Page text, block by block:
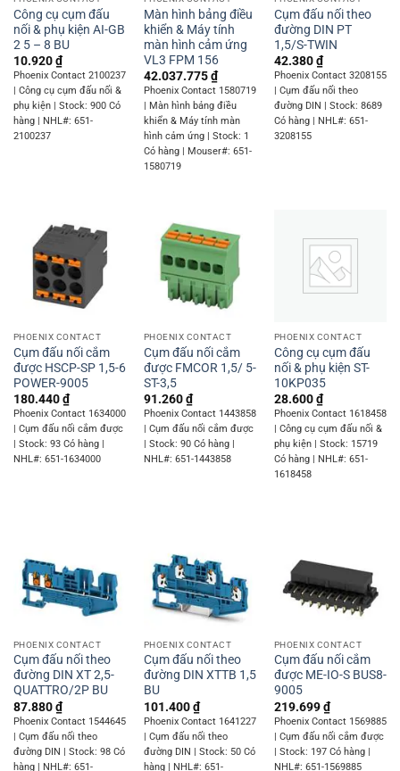
Công cụ cụm đấu
nối & phụ kiện AI-GB
2 5 – 8 BU
10.920₫
Phoenix Contact 2100237
| Công cụ cụm đấu nối &
phụ kiện | Stock: 900 Có
hàng | NHL#: 651-
2100237
Màn hình bảng điều
khiển & Máy tính
màn hình cảm ứng
VL3 FPM 156
42.037.775₫
Phoenix Contact 1580719
| Màn hình bảng điều
khiển & Máy tính màn
hình cảm ứng | Stock: 1
Có hàng | Mouser#: 651-
1580719
Cụm đấu nối theo
đường DIN PT
1,5/S-TWIN
42.380₫
Phoenix Contact 3208155
| Cụm đấu nối theo
đường DIN | Stock: 8689
Có hàng | NHL#: 651-
3208155
PHOENIX CONTACT
Cụm đấu nối cắm
được HSCP-SP 1,5-6
POWER-9005
180.440₫
Phoenix Contact 1634000
| Cụm đấu nối cắm được
| Stock: 93 Có hàng |
NHL#: 651-1634000
PHOENIX CONTACT
Cụm đấu nối cắm
được FMCOR 1,5/ 5-
ST-3,5
91.260₫
Phoenix Contact 1443858
| Cụm đấu nối cắm được
| Stock: 90 Có hàng |
NHL#: 651-1443858
PHOENIX CONTACT
Công cụ cụm đấu
nối & phụ kiện ST-
10KP035
28.600₫
Phoenix Contact 1618458
| Công cụ cụm đấu nối &
phụ kiện | Stock: 15719
Có hàng | NHL#: 651-
1618458
PHOENIX CONTACT
Cụm đấu nối theo
đường DIN XT 2,5-
QUATTRO/2P BU
87.880₫
Phoenix Contact 1544645
| Cụm đấu nối theo
đường DIN | Stock: 98 Có
hàng | NHL#: 651-
PHOENIX CONTACT
Cụm đấu nối theo
đường DIN XTTB 1,5
BU
101.400₫
Phoenix Contact 1641227
| Cụm đấu nối theo
đường DIN | Stock: 50 Có
hàng | NHL#: 651-
PHOENIX CONTACT
Cụm đấu nối cắm
được ME-IO-S BUS8-
9005
219.699₫
Phoenix Contact 1569885
| Cụm đấu nối cắm được
| Stock: 197 Có hàng |
NHL#: 651-1569885